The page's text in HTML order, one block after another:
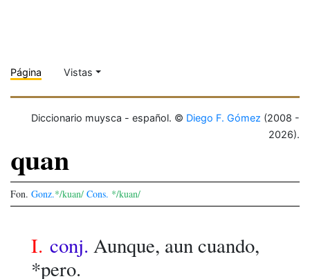
Página Vistas
Diccionario muysca - español. © Diego F. Gómez (2008 -
2026).
quan
Fon. Gonz.*/kuan/ Cons. */kuan/
I. conj. Aunque, aun cuando,
*pero.